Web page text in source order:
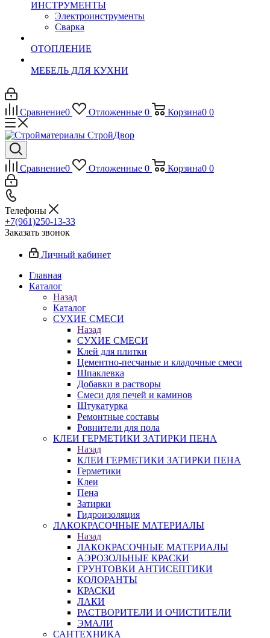
ИНСТРУМЕНТЫ
Электроинструменты
Сварка
ОТОПЛЕНИЕ
МЕБЕЛЬ ДЛЯ КУХНИ
Сравнение0 Отложенные 0 Корзина0 0
Сравнение0 Отложенные 0 Корзина0 0
Телефоны
+7(961)250-13-33
Заказать звонок
Личный кабинет
Главная
Каталог
Назад
Каталог
СУХИЕ СМЕСИ
Назад
СУХИЕ СМЕСИ
Клей для плитки
Цементно-песчаные и кладочные смеси
Шпаклевка
Добавки в растворы
Смеси для печей и каминов
Штукатурка
Ремонтные составы
Ровнители для пола
КЛЕИ ГЕРМЕТИКИ ЗАТИРКИ ПЕНА
Назад
КЛЕИ ГЕРМЕТИКИ ЗАТИРКИ ПЕНА
Герметики
Клеи
Пена
Затирки
Гидроизоляция
ЛАКОКРАСОЧНЫЕ МАТЕРИАЛЫ
Назад
ЛАКОКРАСОЧНЫЕ МАТЕРИАЛЫ
АЭРОЗОЛЬНЫЕ КРАСКИ
ГРУНТОВКИ АНТИСЕПТИКИ
КОЛОРАНТЫ
КРАСКИ
ЛАКИ
РАСТВОРИТЕЛИ И ОЧИСТИТЕЛИ
ЭМАЛИ
САНТЕХНИКА